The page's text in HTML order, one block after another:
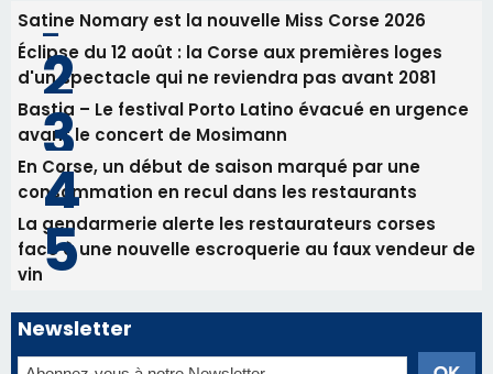
Satine Nomary est la nouvelle Miss Corse 2026
Éclipse du 12 août : la Corse aux premières loges
d'un spectacle qui ne reviendra pas avant 2081
Bastia – Le festival Porto Latino évacué en urgence
avant le concert de Mosimann
En Corse, un début de saison marqué par une
consommation en recul dans les restaurants
La gendarmerie alerte les restaurateurs corses
face à une nouvelle escroquerie au faux vendeur de
vin
Newsletter